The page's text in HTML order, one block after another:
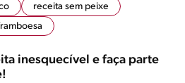
receita sem peixe
inesquecível e faça parte